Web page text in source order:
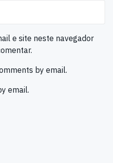
e site neste navegador
by email.
email.